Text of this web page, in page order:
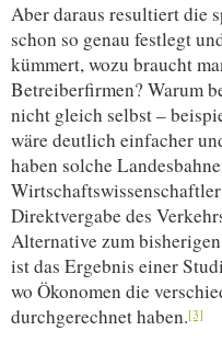
Aber daraus resultiert die
schon so genau festlegt
kümmert, wozu braucht
Betreiberfirmen? Warum
nicht gleich selbst –
wäre deutlich einfacher
haben solche
Direktvergabe des
Alternative zum
ist das Ergebnis einer
wo Ökonomen die
durchgerechnet haben.[3]